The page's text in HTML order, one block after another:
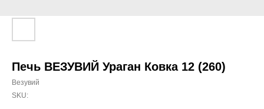
Печь ВЕЗУВИЙ Ураган Ковка 12 (260)
Везувий
SKU: